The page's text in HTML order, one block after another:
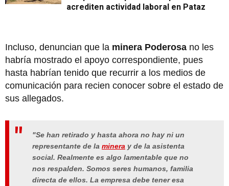
acrediten actividad laboral en Pataz
Incluso, denuncian que la minera Poderosa no les
habría mostrado el apoyo correspondiente, pues
hasta habrían tenido que recurrir a los medios de
comunicación para recien conocer sobre el estado de
sus allegados.
"Se han retirado y hasta ahora no hay ni un
representante de la minera y de la asistenta
social. Realmente es algo lamentable que no
nos respalden. Somos seres humanos, familia
directa de ellos. La empresa debe tener esa